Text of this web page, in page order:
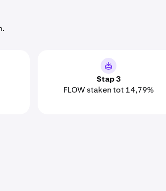
Stap 3
FLOW staken tot 14,79%